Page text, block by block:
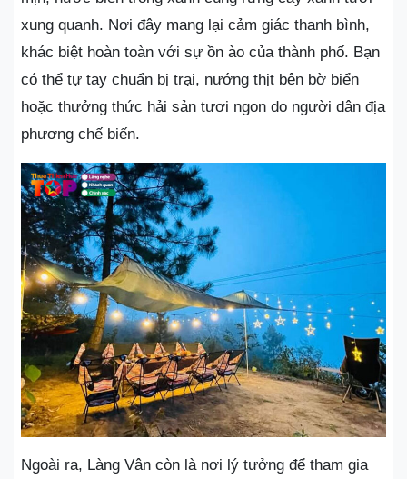
xung quanh. Nơi đây mang lại cảm giác thanh bình,
khác biệt hoàn toàn với sự ồn ào của thành phố. Bạn
có thể tự tay chuẩn bị trại, nướng thịt bên bờ biển
hoặc thưởng thức hải sản tươi ngon do người dân địa
phương chế biến.
Ngoài ra, Làng Vân còn là nơi lý tưởng để tham gia